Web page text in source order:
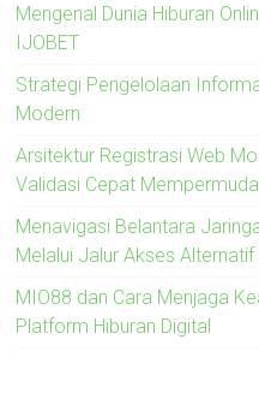
Mengenal Dunia Hiburan
IJOBET
Strategi Pengelolaan
Modern
Arsitektur Registrasi Web
Validasi Cepat
Menavigasi Belantara
Melalui Jalur Akses
MIO88 dan Cara Menjaga
Platform Hiburan Digital